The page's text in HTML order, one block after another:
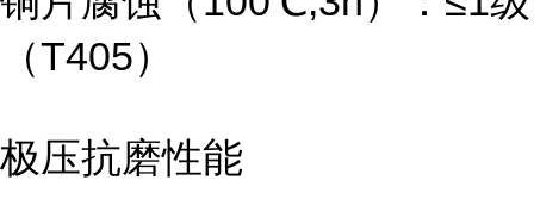
（T405）
极压抗磨性能